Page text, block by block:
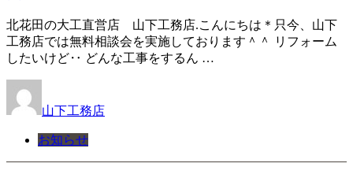
北花田の大工直営店 山下工務店.こんにちは＊只今、山下
工務店では無料相談会を実施しております＾＾ リフォーム
したいけど‥ どんな工事をするん …
山下工務店
お知らせ